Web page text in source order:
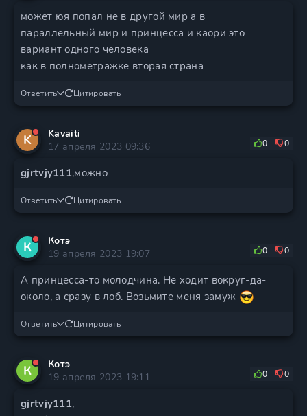
может юя попал не в другой мир а в
параллельный мир и принцесса и каори это
вариант одного человека
как в полнометражке вторая страна
Ответить Цитировать
K
Kavaiti
17 апреля 2023 09:36
0 0
gjrtvjy111,можно
Ответить Цитировать
К
Котэ
19 апреля 2023 19:07
0 0
А принцесса-то молодчина. Не ходит вокруг-да-
около, а сразу в лоб. Возьмите меня замуж
Ответить Цитировать
К
Котэ
19 апреля 2023 19:11
0 0
gjrtvjy111,